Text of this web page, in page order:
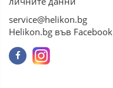
service@helikon.bg
Helikon.bg във Facebook